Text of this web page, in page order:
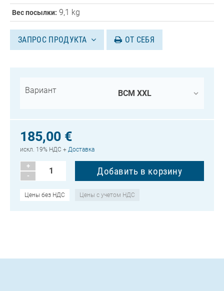
Вес посылки: 9,1 kg
ЗАПРОС ПРОДУКТА ОТ СЕБЯ
Вариант
185,00 €
искл. 19% НДС + Доставка
+
-
Цены без НДС Цены с учетом НДС